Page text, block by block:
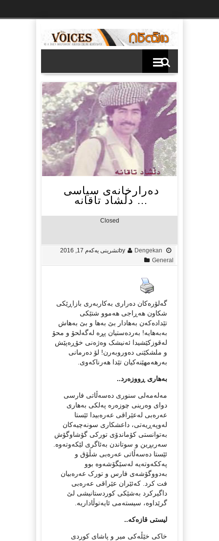
ده‌رارخانه‌ی سیاسی
… دڵشاد تاقانە
Closed
by Dengekan
تشرینی یه‌كه‌م 17, 2016
General
گه‌لۆره‌کان ده‌راری به‌کاربه‌ری بازاڕێکی
شکاون هه‌ڕاجی هه‌موو شتێکی
تێداده‌که‌ن به‌هادار بێ به‌ها و بێ به‌هاش
به‌به‌هایه‌! به‌رده‌ستیان پڕه‌ له‌گه‌لحۆ و محۆ
له‌قوزکێشیدا ئه‌نیشک وه‌ژه‌نی خۆڕه‌پێش
و ملشکێنی ده‌وروبه‌رن! لۆ ده‌رمانی
به‌رهه‌مهێنه‌کیان تێدا هه‌رناکه‌وی.
به‌هاری ڕووزه‌رد..
مه‌له‌مه‌لی سنوری ده‌سه‌ڵاتی فارسی
دوای وه‌رینی چوزه‌ره‌ په‌لکی به‌هاری
عه‌ره‌بی له‌عێراقی عه‌ره‌بیدا ئێستا
له‌وپه‌ڕیه‌تی، داعشکاری سونه‌چیه‌کان
به‌توانستی کۆماندۆی تورکی گۆشاوگۆش
سه‌ربڕین و سوتاندن به‌ئاگری لێکه‌وته‌وه‌.
ئێستا ده‌سه‌ڵاتی عه‌ره‌بی شڵۆق و
په‌ککه‌وته‌یه‌ له‌سێگۆشه‌وه‌ بوو
به‌دووگۆشه‌ی فارس و تورک عه‌ره‌بیان
فت کرد. که‌ئێران عێراقی عه‌ره‌بی
داگیرکرد به‌شێکی کوردستانیشی لێ
گرێداوه‌، سیسته‌می ئایه‌توڵاداریه‌.
لیستی قازه‌که‌..
خاکی خێڵه‌کی میر و پاشای کوردی